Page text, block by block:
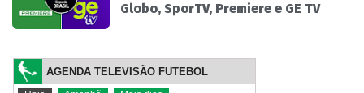
Globo, SporTV, Premiere e GE TV